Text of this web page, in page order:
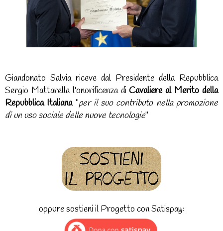
Giandonato Salvia riceve dal Presidente della Repubblica
Sergio Mattarella l'onorificenza diCavaliere al Merito della
Repubblica Italiana"per il suo contributo nella promozione
di un uso sociale delle nuove tecnologie"
oppure sostieni il Progetto con Satispay: